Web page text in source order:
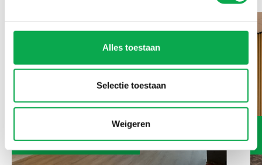
Alles toestaan
Selectie toestaan
Weigeren
Deckenrahmen